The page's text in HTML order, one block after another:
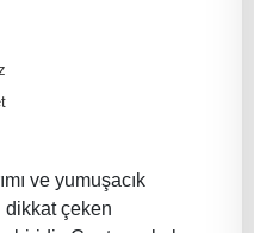
ve yumuşacık
çeken